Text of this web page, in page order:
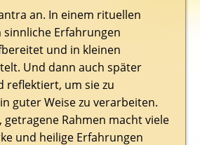
an. In einem rituellen
sinnliche Erfahrungen
und in kleinen
Und dann auch später
reflektiert, um sie zu
guter Weise zu verarbeiten.
getragene Rahmen macht viele
und heilige Erfahrungen